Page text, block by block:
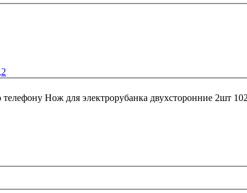
телефону Нож для электрорубанка двухсторонние 2шт